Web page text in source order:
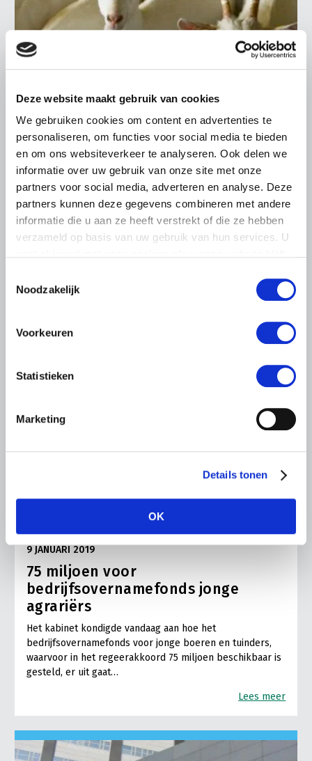
Deze website maakt gebruik van cookies
We gebruiken cookies om content en advertenties te
personaliseren, om functies voor social media te bieden
en om ons websiteverkeer te analyseren. Ook delen we
informatie over uw gebruik van onze site met onze
partners voor social media, adverteren en analyse. Deze
partners kunnen deze gegevens combineren met andere
informatie die u aan ze heeft verstrekt of die ze hebben
verzameld op basis van uw gebruik van hun services. U
Noodzakelijk
Voorkeuren
Statistieken
Marketing
Details tonen
OK
PERSBERICHT
15 JANUARI 2019
LTO wil toetsingskader voor
verantwoorde groei
melkgeitenhouderij
LTO Melkgeitenhouderij gaat samen met dierwelzijn-,
milieu- en volksgezondheidsorganisaties en ketenpartijen
toekomst…
9 JANUARI 2019
75 miljoen voor
bedrijfsovernamefonds jonge
agrariërs
Het kabinet kondigde vandaag aan hoe het
bedrijfsovernamefonds voor jonge boeren en tuinders,
waarvoor in het regeerakkoord 75 miljoen beschikbaar is
gesteld, er uit gaat…
Lees meer